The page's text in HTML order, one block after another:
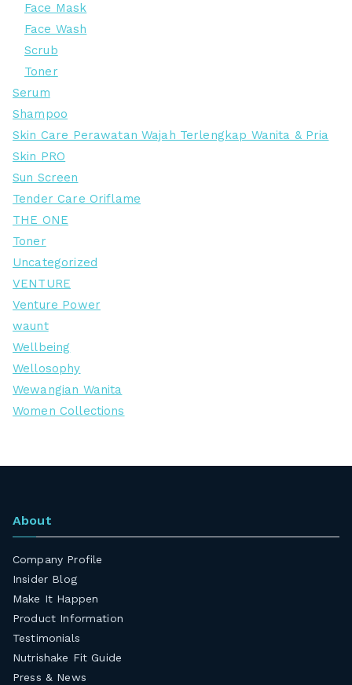
Face Mask
Face Wash
Scrub
Toner
Serum
Shampoo
Skin Care Perawatan Wajah Terlengkap Wanita & Pria
Skin PRO
Sun Screen
Tender Care Oriflame
THE ONE
Toner
Uncategorized
VENTURE
Venture Power
waunt
Wellbeing
Wellosophy
Wewangian Wanita
Women Collections
About
Company Profile
Insider Blog
Make It Happen
Product Information
Testimonials
Nutrishake Fit Guide
Press & News